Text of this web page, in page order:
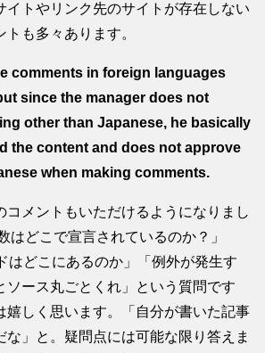
イトやリンク先のサイトが存在しない
も多々あります。
comments in foreign languages
since the manager does not
other than Japanese, he basically
the content and does not approve
when making comments.
コメントもいただけるようになりまし
はどこで宣言されているのか？」
はどこにあるのか」「例外が発生す
ソース丸ごとくれ」という質問です
嬉しく思います。「自分が書いた記事
な」と。疑問点には可能な限り答えま